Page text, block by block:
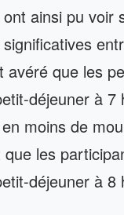
ainsi pu voir
avéré que les
déjeuner à 7
moins de
les
déjeuner à 8